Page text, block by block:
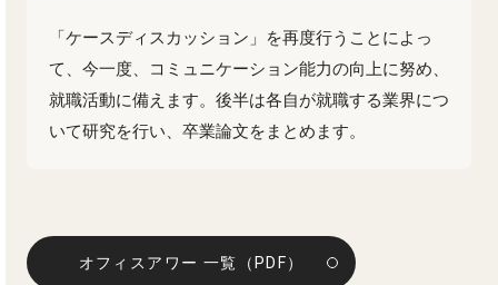
「ケースディスカッション」を再度行うことによっ
て、今一度、コミュニケーション能力の向上に努め、
就職活動に備えます。後半は各自が就職する業界につ
いて研究を行い、卒業論文をまとめます。
オフィスアワー 一覧（PDF）